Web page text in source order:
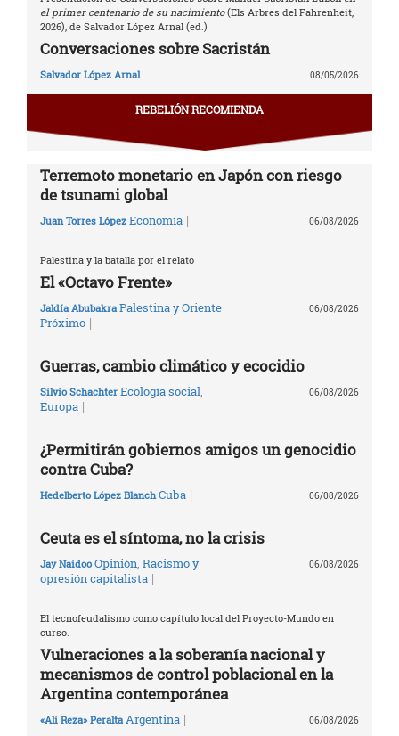
el primer centenario de su nacimiento(Els Arbres del Fahrenheit,
2026), de Salvador López Arnal (ed.)
Conversaciones sobre Sacristán
Salvador López Arnal 08/05/2026
REBELIÓN RECOMIENDA
Terremoto monetario en Japón con riesgo
de tsunami global
Juan Torres López Economía | 06/08/2026
Palestina y la batalla por el relato
El «Octavo Frente»
Jaldía Abubakra Palestina y Oriente
Próximo |
06/08/2026
Guerras, cambio climático y ecocidio
Silvio Schachter Ecología social
Europa |
06/08/2026
¿Permitirán gobiernos amigos un genocidio
contra Cuba?
Hedelberto López Blanch Cuba | 06/08/2026
Ceuta es el síntoma, no la crisis
Jay Naidoo Opinión Racismo y
opresión capitalista |
06/08/2026
El tecnofeudalismo como capítulo local del Proyecto-Mundo en
curso.
Vulneraciones a la soberanía nacional y
mecanismos de control poblacional en la
Argentina contemporánea
«Ali Reza» Peralta Argentina | 06/08/2026